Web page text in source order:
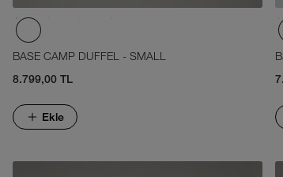
BASE CAMP DUFFEL - SMALL
8.799,00 TL
Ekle